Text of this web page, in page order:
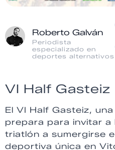
Roberto Galván
Periodista
especializado en
deportes alternativos
VI Half Gasteiz
El VI Half Gasteiz, una
prepara para invitar a
triatlón a sumergirse
deportiva única en